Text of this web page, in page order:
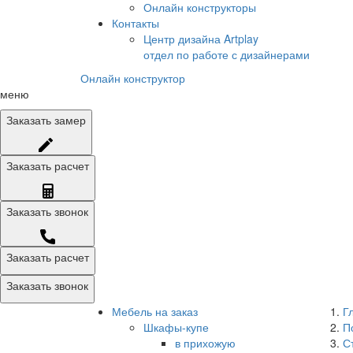
Онлайн конструкторы
Контакты
Центр дизайна Artplay
отдел по работе с дизайнерами
Онлайн конструктор
меню
Заказать замер
Заказать расчет
Заказать звонок
Заказать расчет
Заказать звонок
Мебель на заказ
Шкафы-купе
в прихожую